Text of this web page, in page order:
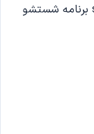
کردن لباس های جا مانده با زدن گزینه start برنامه شستشو